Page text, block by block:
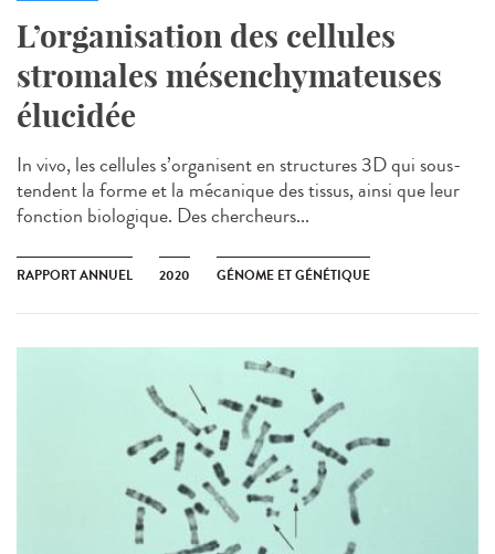
L’organisation des cellules
stromales mésenchymateuses
élucidée
In vivo, les cellules s’organisent en structures 3D qui sous-
tendent la forme et la mécanique des tissus, ainsi que leur
fonction biologique. Des chercheurs...
RAPPORT ANNUEL 2020 GÉNOME ET GÉNÉTIQUE